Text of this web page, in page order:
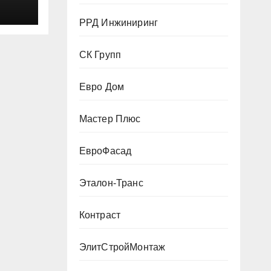
РРД Инжиниринг
СК Групп
Евро Дом
Мастер Плюс
ЕвроФасад
Эталон-Транс
Контраст
ЭлитСтройМонтаж